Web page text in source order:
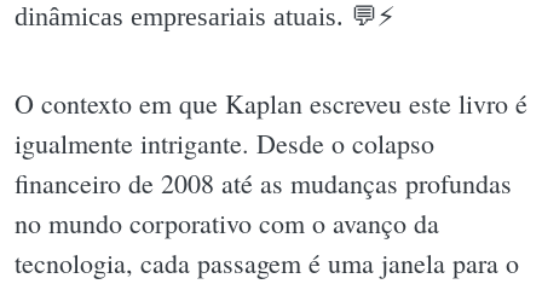
dinâmicas empresariais atuais. 💬⚡️
O contexto em que Kaplan escreveu este livro é
igualmente intrigante. Desde o colapso
financeiro de 2008 até as mudanças profundas
no mundo corporativo com o avanço da
tecnologia, cada passagem é uma janela para o